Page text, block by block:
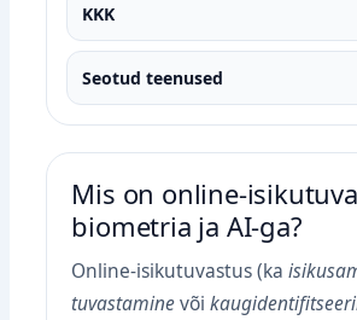
KKK
Seotud teenused
Mis on
biometria ja AI-ga?
Online‑isikutuvastus (ka
tuvastaminevõi